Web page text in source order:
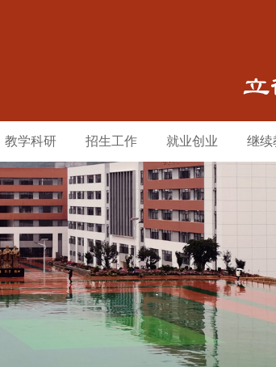
教学科研 招生工作 就业创业 继续